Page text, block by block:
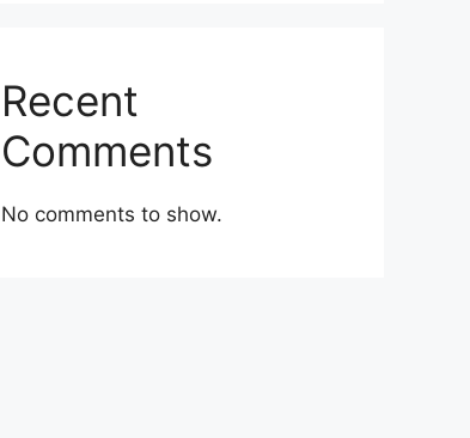
Recent
Comments
No comments to show.